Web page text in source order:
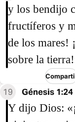
y los bendijo
fructíferos y
de los mares!
sobre la
19 Génesis 1:24
Y dijo Dios: